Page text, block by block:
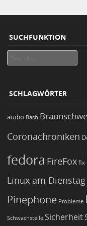
SUCHFUNKTION
SCHLAGWÖRTER
audio Bash
Coronachroniken
fedora FireFox fix
Linux am Dienstag
Pinephone Probleme
Schwachstelle Sicherheit